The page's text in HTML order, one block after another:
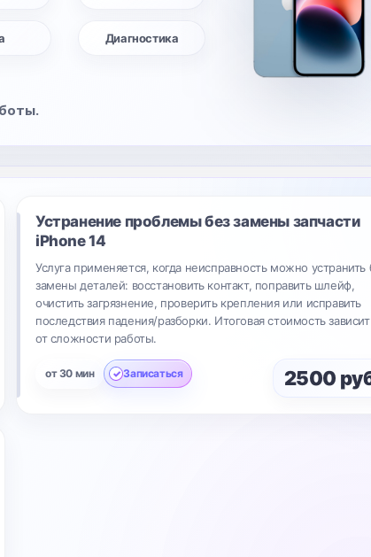
Диагностика
Устранение проблемы без замены запчасти
iPhone 14
Услуга применяется, когда неисправность можно устранить
замены деталей: восстановить контакт, поправить шлейф,
очистить загрязнение, проверить крепления или исправить
последствия падения/разборки. Итоговая стоимость зависит
от сложности работы.
от 30 мин Записаться 2500